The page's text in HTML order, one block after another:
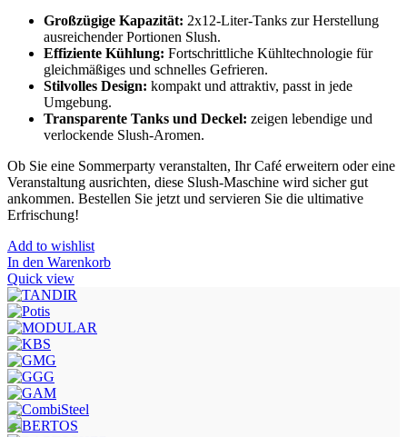
Großzügige Kapazität: 2x12-Liter-Tanks zur Herstellung
ausreichender Portionen Slush.
Effiziente Kühlung: Fortschrittliche Kühltechnologie für
gleichmäßiges und schnelles Gefrieren.
Stilvolles Design: kompakt und attraktiv, passt in jede
Umgebung.
Transparente Tanks und Deckel: zeigen lebendige und
verlockende Slush-Aromen.
Ob Sie eine Sommerparty veranstalten, Ihr Café erweitern oder eine
Veranstaltung ausrichten, diese Slush-Maschine wird sicher gut
ankommen. Bestellen Sie jetzt und servieren Sie die ultimative
Erfrischung!
Add to wishlist
In den Warenkorb
Quick view